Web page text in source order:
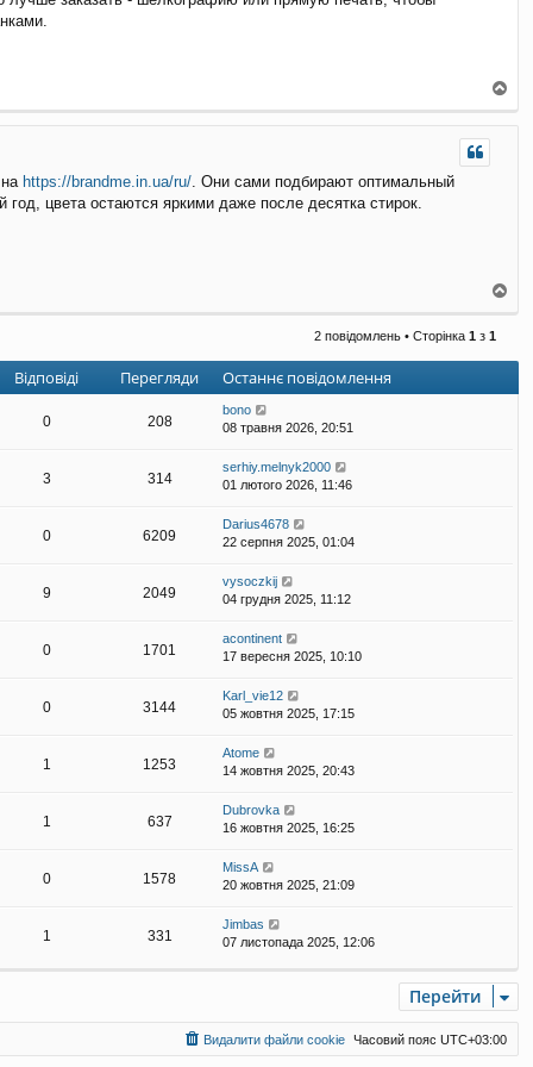
о
г
https://brandme.in.ua/ru/. Они сами подбирают оптимальный
цвета остаются яркими даже после десятка стирок.
р
2 повідомлень • Сторінка 1 з 1
Відповіді Перегляди Останнє повідомлення
0 208
bono
08 травня 2026, 20:51
3 314
serhiy.melnyk2000
01 лютого 2026, 11:46
0 6209
Darius4678
22 серпня 2025, 01:04
9 2049
vysoczkij
04 грудня 2025, 11:12
0 1701
acontinent
17 вересня 2025, 10:10
0 3144
Karl_vie12
05 жовтня 2025, 17:15
1 1253
Atome
14 жовтня 2025, 20:43
1 637
Dubrovka
16 жовтня 2025, 16:25
0 1578
MissA
20 жовтня 2025, 21:09
1 331
Jimbas
07 листопада 2025, 12:06
Перейти
Часовий пояс UTC+03:00
Видалити файли cookie